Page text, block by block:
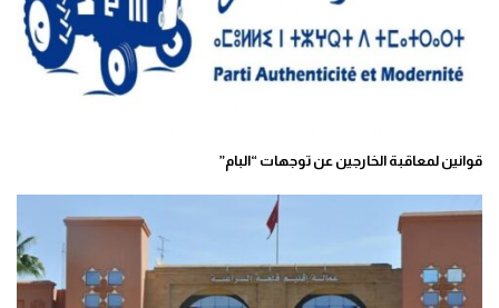
قوانين لمعاقبة الخارجين عن توجهات “البام”